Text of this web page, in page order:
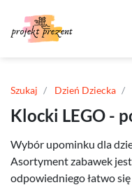
Szukaj Dzień Dziecka
Klocki LEGO -
Wybór upominku dla
Asortyment zabawek
odpowiedniego łatwo